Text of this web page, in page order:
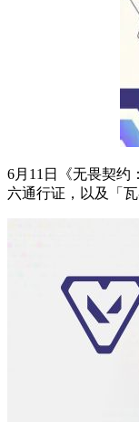
6月11日《无畏契约
六通行证，以及「